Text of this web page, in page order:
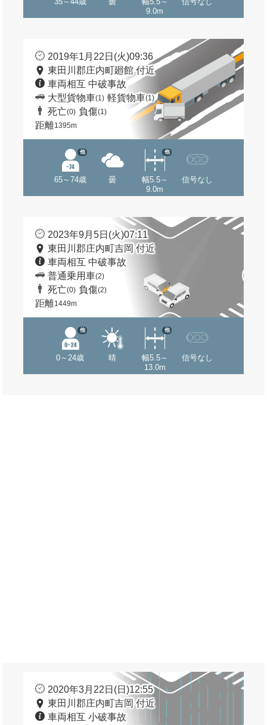
9.0m
2019年1月22日(火)09:36
東田川郡庄内町廻館 付近
車両相互 中破事故
大型貨物車(1) 軽貨物車(1)
死亡(0) 負傷(1)
距離1395m
65～74歳
他
曇
幅5.5～
9.0m
他
信号なし
2023年9月5日(火)07:11
東田川郡庄内町吉岡 付近
車両相互 中破事故
普通乗用車(2)
死亡(0) 負傷(2)
距離1449m
0～24歳
他
晴
幅5.5～
13.0m
他
信号なし
2020年3月22日(日)12:55
東田川郡庄内町吉岡 付近
車両相互 小破事故